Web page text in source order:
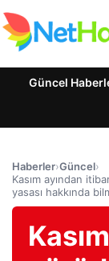
Güncel
Haberler›Güncel›
Kasım ayından
yasası hakkında